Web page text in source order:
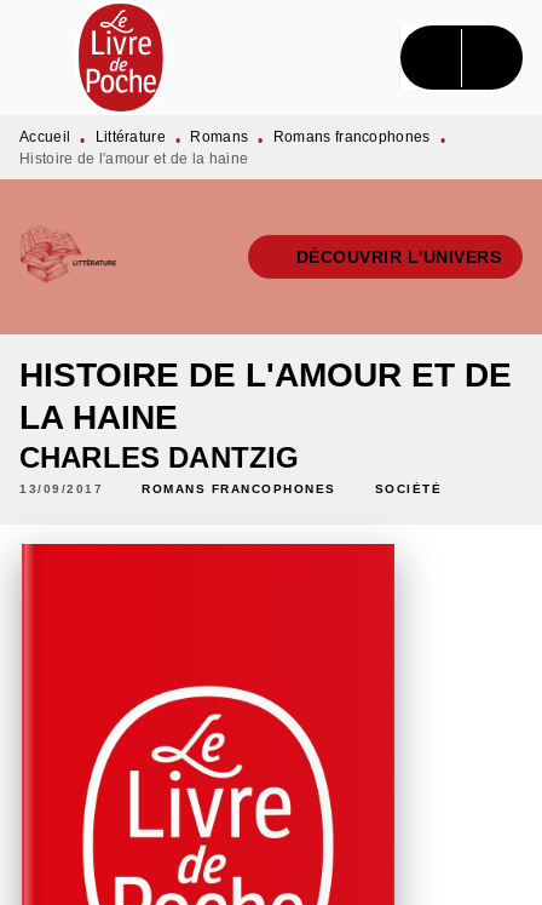
MENU RECHERCHE CONTENU
PIED DE PAGE
Accueil • Littérature • Romans • Romans francophones
•
Histoire de l'amour et de la haine
DÉCOUVRIR L'UNIVERS
HISTOIRE DE L'AMOUR ET DE
LA HAINE
CHARLES DANTZIG
13/09/2017 ROMANS FRANCOPHONES SOCIÉTÉ